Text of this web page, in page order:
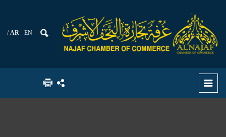
AR EN